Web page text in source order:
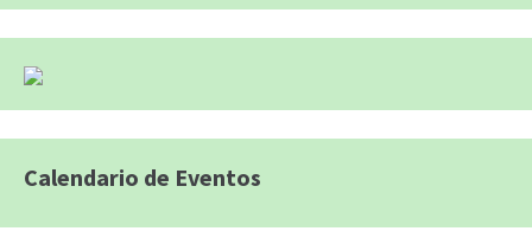
Calendario de Eventos